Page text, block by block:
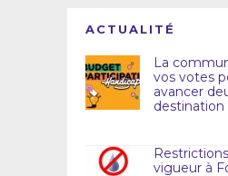
ACTUALITÉ
La
vos votes
avancer
vigueur à